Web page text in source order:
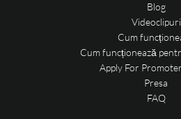
Blog
Videoclipuri
Cum
Cum funcționează
Apply For
Presa
FAQ